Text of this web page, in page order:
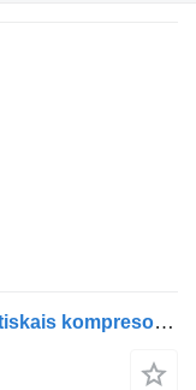
Knorr-Bremse K251072N55 pneimatiskais kompresors paredzēts Scania NTG vilcēja